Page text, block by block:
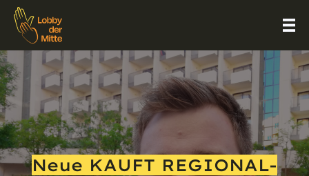
Neue KAUFT REGIONAL-